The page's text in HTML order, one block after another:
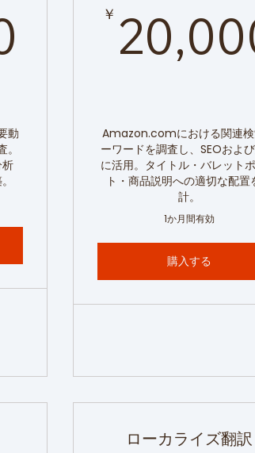
20,000￥
動
￥
Amazon.comにおける関連
ーワードを調査し、SEOおよ
に活用。タイトル・バレット
ト・商品説明への適切な配置
計。
1か月間有効
購入する
ローカライズ翻訳